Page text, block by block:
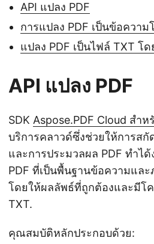
API แปลง PDF
การแปลง PDF เป็นข้อความ
แปลง PDF เป็นไฟล์ TXT โด
API แปลง PDF
SDK Aspose.PDF Cloud สำห
บริการคลาวด์ซึ่งช่วยให้การสกั
และการประมวลผล PDF ทำไ
PDF ที่เป็นพื้นฐานข้อความแล
โดยให้ผลลัพธ์ที่ถูกต้องและมีโ
TXT.
คุณสมบัติหลักประกอบด้วย: